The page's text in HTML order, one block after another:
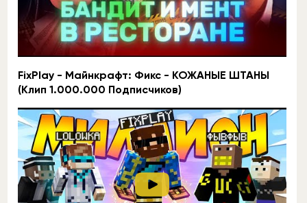
FixPlay - Майнкрафт: Фикс - КОЖАНЫЕ ШТАНЫ
(Клип 1.000.000 Подписчиков)